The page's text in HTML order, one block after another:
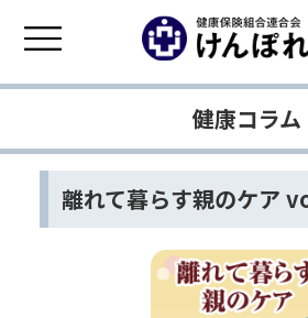
健康コラム
離れて暮らす親のケア